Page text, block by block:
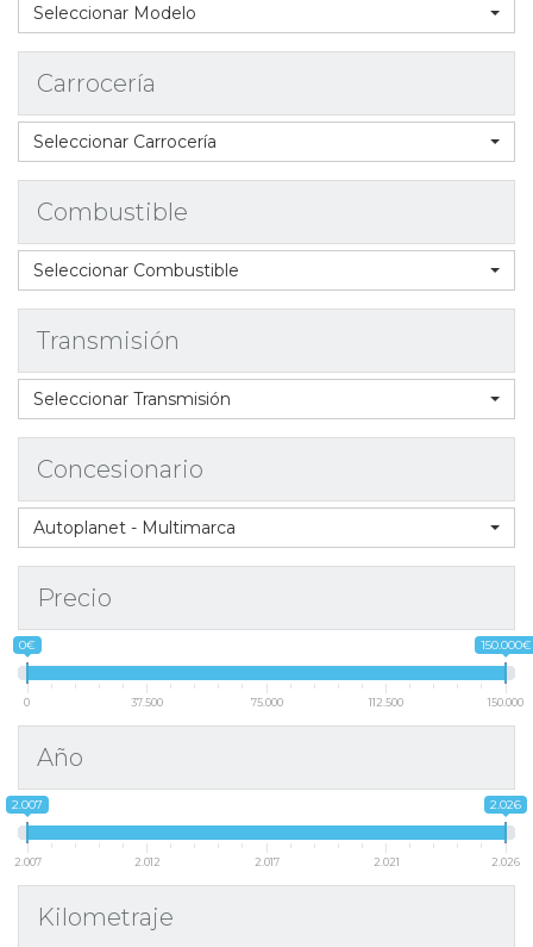
Seleccionar Modelo
Carrocería
Seleccionar Carrocería
Combustible
Seleccionar Combustible
Transmisión
Seleccionar Transmisión
Concesionario
Autoplanet - Multimarca
Precio
0€ 150.000€
0 37.500 75.000 112.500 150.000
Año
2.007 2.026
2.007 2.012 2.017 2.021 2.026
Kilometraje